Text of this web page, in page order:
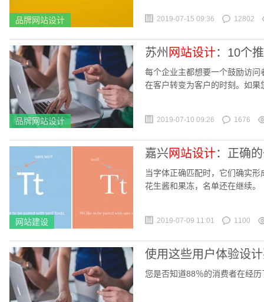
品牌网站设计 2019-07-15 09:36 12802
品牌网站设计
苏州 网站设计：10个
每个企业主都想要一个鼓励访
在客户转变为客户的时刻。如
2019-07-10 09:26 1676
网站建设
嘉兴网站设计：正确
当字体正确匹配时，它们确实
花生酱和果冻，名单还在继续。
2019-07-09 11:01 1100
使用这些用户体验设
您是否知道88％的消费者在经